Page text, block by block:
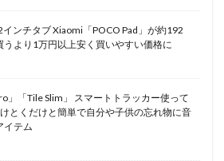
ンチタブ Xiaomi「POCO Pad」が約192
うより1万円以上安く買いやすい価格に
」「Tile Slim」 スマートトラッカー使って
とくだけと簡単で自分や子供の忘れ物に音
イテム